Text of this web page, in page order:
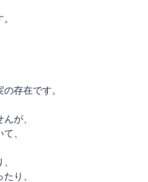
存在です。
が、
、
り、